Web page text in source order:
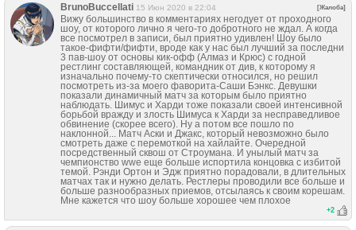
BrunoBuccellati 15 Июн 2020 в 22:04 [Жалоба]
Вижу большинство в комментариях негодует от проходного
шоу, от которого лично я чего-то добротного не ждал. А когда
все посмотрел в записи, был приятно удивлен! Шоу было
такое-фифти/фифти, вроде как у нас был лучший за последни
3 пав-шоу от основы кик-офф (Алмаз и Крюс) с годной
рестлинг составляющей, командник от див, к которому я
изначально почему-то скептически относился, но решил
посмотреть из-за моего фаворита-Саши Бэнкс. Девушки
показали динамичный матч за которым было приятно
наблюдать. Шимус и Харди тоже показали своей интенсивной
борьбой вражду и злость Шимуса к Харди за несправедливое
обвинение (скорее всего). Ну а потом все пошло по
наклонной... Матч Аски и Джакс, который невозможно было
смотреть даже с перемоткой на хайлайтe. Очередной
посредственный сквош от Строумана. И унылый матч за
чемпионство wwe еще больше испортила концовка с избитой
темой. Рэнди Ортон и Эдж приятно порадовали, в длительных
матчах так и нужно делать. Рестлеры проводили все больше и
больше разнообразных приемов, отсылаясь к своим корешам.
Мне кажется что шоу больше хорошее чем плохое
+2